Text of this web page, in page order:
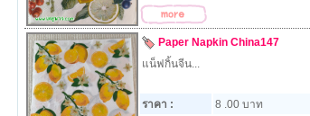
Paper Napkin China147
แน็ฟกิ้นจีน...
ราคา : 8 .00 บาท